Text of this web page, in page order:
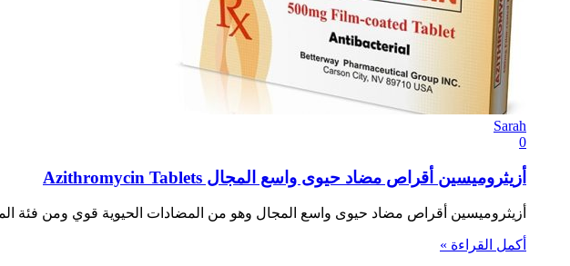
Sarah
0
أزيثروميسين أقراص مضاد حيوى واسع المجال Azithromycin Tablets
أزيثروميسين أقراص مضاد حيوى واسع المجال وهو من المضادات الحيوية قوي ومن فئة
أكمل القراءة »